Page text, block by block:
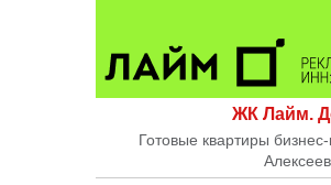
ЖК Лайм.
Готовые квартиры